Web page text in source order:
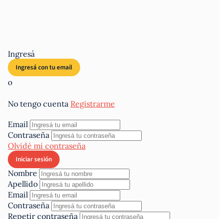
Ingresá
o
No tengo cuenta Registrarme
Email
Contraseña
Olvidé mi contraseña
Nombre
Apellido
Email
Contraseña
Repetir contraseña